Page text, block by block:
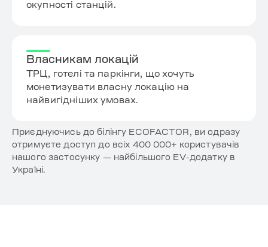
окупності станцій.
Власникам локацій
ТРЦ, готелі та паркінги, що хочуть
монетизувати власну локацію на
найвигідніших умовах.
Приєднуючись до білінгу ECOFACTOR, ви одразу
отримуєте доступ до всіх 400 000+ користувачів
нашого застосунку — найбільшого EV-додатку в
Україні.